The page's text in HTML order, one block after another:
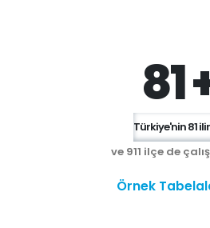
81
Türkiye'nin 81
ve 911 ilçe de
Örnek